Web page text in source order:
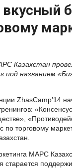
Казахстан
под названием
ZhasCamp’14
по торговому
МАРС